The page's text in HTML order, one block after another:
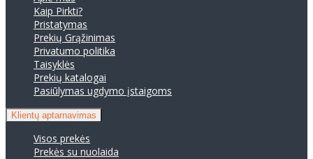
Kaip Pirkti?
Pristatymas
Prekių Grąžinimas
Privatumo politika
Taisyklės
Prekių katalogai
Pasiūlymas ugdymo įstaigoms
Klientų aptarnavimas
Visos prekės
Prekės su nuolaida